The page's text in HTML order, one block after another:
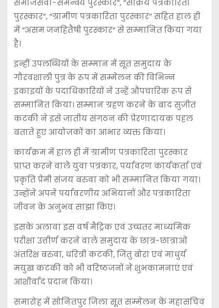
समाजसेवा-समन्वय पुरस्कार”, “सक्रिय पत्रकारिता
पुरस्कार”, “ग्रामीण पत्रकारिता पुरस्कार” सहित हाल ही
में “असम जनहितैषी पुरस्कार” से सम्मानित किया गया
है।
इन्हीं उपलब्धियों के सम्मान में सूत समुदाय के
गौरवशाली पुत्र के रूप में सम्मेलन की विभिन्न
इकाइयों के पदाधिकारियों ने उन्हें औपचारिक रूप से
सम्मानित किया। सम्मान ग्रहण करने के बाद सुजीत
कटकी ने इसे जातीय संगठन की प्रेरणादायक पहल
बताते हुए आयोजकों का आभार व्यक्त किया।
कार्यक्रम में हाल ही में ग्रामीण पत्रकारिता पुरस्कार
प्राप्त करने वाले युवा पत्रकार, पर्यावरण कार्यकर्ता एवं
प्रकृति प्रेमी संजय बरुवा को भी सम्मानित किया गया।
उन्होंने अपने पर्यावरणीय अभियानों और पत्रकारिता
जीवन के अनुभव साझा किए।
इसके अलावा इस वर्ष मैट्रिक एवं उच्चतर माध्यमिक
परीक्षा उत्तीर्ण करने वाले समुदाय के छात्र-छात्राओं
अंतरिक्ष बरुवा, धरित्री कटकी, जिंतु बोरा एवं माधुर्य
मयुख कटकी को भी वरिष्ठजनों ने शुभकामनाएं एवं
आशीर्वाद प्रदान किया।
समारोह में सोनितपुर जिला सूत सम्मेलन के महासचिव